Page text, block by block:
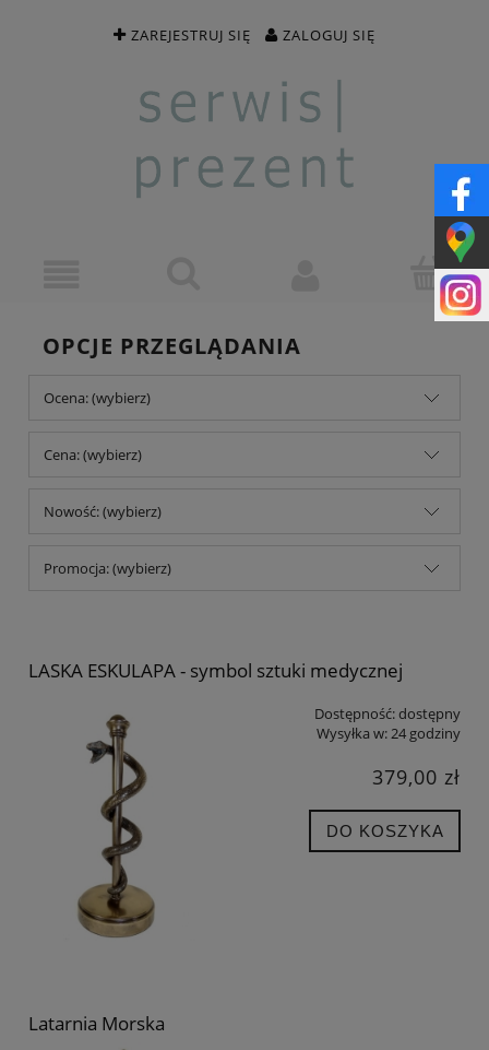
ZAREJESTRUJ SIĘ ZALOGUJ SIĘ
OPCJE PRZEGLĄDANIA
Ocena: (wybierz)
Cena: (wybierz)
Nowość: (wybierz)
Promocja: (wybierz)
LASKA ESKULAPA - symbol sztuki medycznej
Dostępność:dostępny
Wysyłka w:24 godziny
379,00 zł
DO KOSZYKA
Latarnia Morska